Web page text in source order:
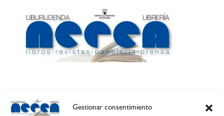
Gestionar consentimiento
Calle Esquíroz, 27